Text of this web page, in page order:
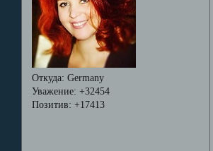
Откуда: Germany
Уважение: +32454
Позитив: +17413